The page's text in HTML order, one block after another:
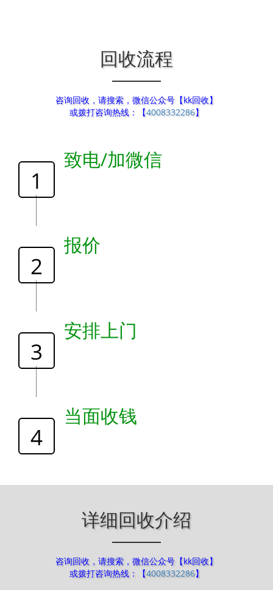
回收流程
咨询回收，请搜索，微信公众号【kk回收】
或拨打咨询热线：【4008332286】
1
致电/加微信
2
报价
3
安排上门
4
当面收钱
详细回收介绍
咨询回收，请搜索，微信公众号【kk回收】
或拨打咨询热线：【4008332286】